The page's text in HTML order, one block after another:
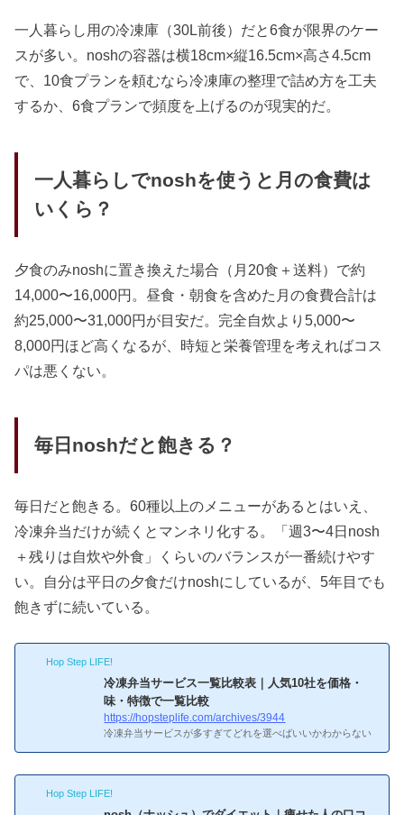
一人暮らし用の冷凍庫（30L前後）だと6食が限界のケー
スが多い。noshの容器は横18cm×縦16.5cm×高さ4.5cm
で、10食プランを頼むなら冷凍庫の整理で詰め方を工夫
するか、6食プランで頻度を上げるのが現実的だ。
一人暮らしでnoshを使うと月の食費は
いくら？
夕食のみnoshに置き換えた場合（月20食＋送料）で約
14,000〜16,000円。昼食・朝食を含めた月の食費合計は
約25,000〜31,000円が目安だ。完全自炊より5,000〜
8,000円ほど高くなるが、時短と栄養管理を考えればコス
パは悪くない。
毎日noshだと飽きる？
毎日だと飽きる。60種以上のメニューがあるとはいえ、
冷凍弁当だけが続くとマンネリ化する。「週3〜4日nosh
＋残りは自炊や外食」くらいのバランスが一番続けやす
い。自分は平日の夕食だけnoshにしているが、5年目でも
飽きずに続いている。
Hop Step LIFE!
冷凍弁当サービス一覧比較表｜人気10社を価格・
味・特徴で一覧比較
https://hopsteplife.com/archives/3944
冷凍弁当サービスが多すぎてどれを選べばいいかわからない
ニュー数・解約条件もサービスごとにかなり違う。目的に合
った2〜3社に絞って初回割引で食べ比べるのが、一番確実な
選び方だ。出典：nosh（ナッシュ）公式サイト主要4社の早
Hop Step LIFE!